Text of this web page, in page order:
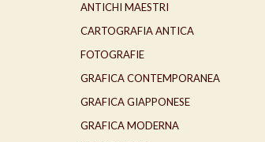
ANTICHI MAESTRI
CARTOGRAFIA ANTICA
FOTOGRAFIE
GRAFICA CONTEMPORANEA
GRAFICA GIAPPONESE
GRAFICA MODERNA